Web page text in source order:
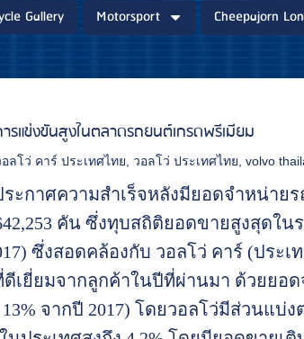
Gallery Motorsport
Cheepajorn
แข่งขันสูงในตลาดรถยนต์เกรดพรีเมียม
อลโว่ คาร์ ประเทศไทย วอลโว่ ประเทศไทย ,volvo
ระกาศความสำเร็จหลังมียอดจำหน่าย
คัน ซึ่งทุบสถิติยอดขายสูงสุดใน
ซึ่งสอดคล้องกับ วอลโว่ คาร์ (ประเ
เยี่ยมจากลูกค้าในปีที่ผ่านมา ด้วยยอด
จากปี 2017) โดยวอลโว่มีส่วนแบ่